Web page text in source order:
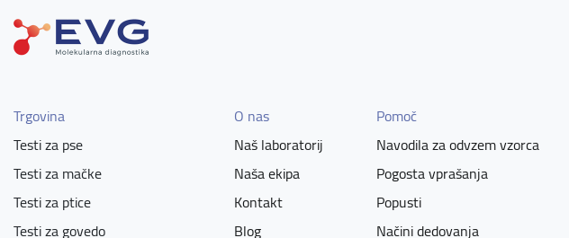
Trgovina
Testi za pse
Testi za mačke
Testi za ptice
Testi za govedo
O nas
Naš laboratorij
Naša ekipa
Kontakt
Blog
Pomoč
Navodila za odvzem vzorca
Pogosta vprašanja
Popusti
Načini dedovanja